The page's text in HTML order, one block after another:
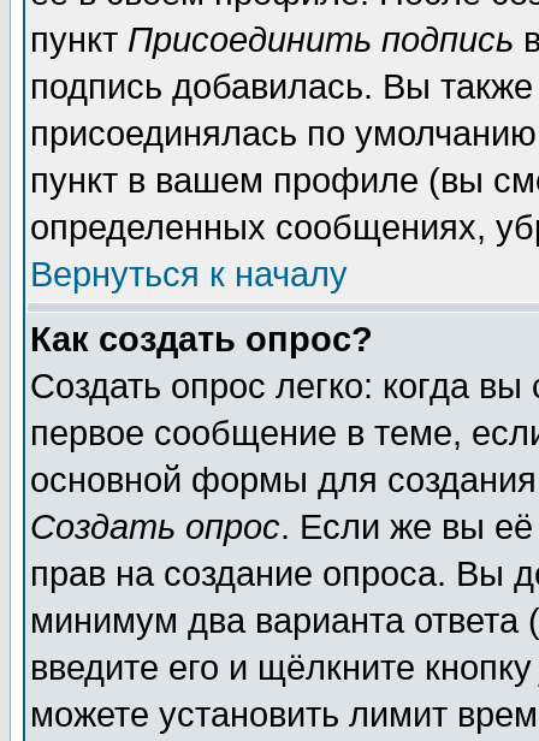
пункт Присоединить подпись
подпись добавилась. Вы
присоединялась по
пункт в вашем профиле (вы
определенных сообщениях,
Вернуться к началу
Как создать опрос?
Создать опрос легко: когда
первое сообщение в теме,
основной формы для
Создать опрос. Если же вы её
прав на создание опроса. Вы
минимум два варианта ответа
введите его и щёлкните
можете установить лимит